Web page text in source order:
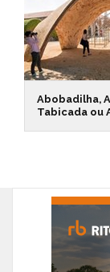
Abobadilha,
Tabicada ou